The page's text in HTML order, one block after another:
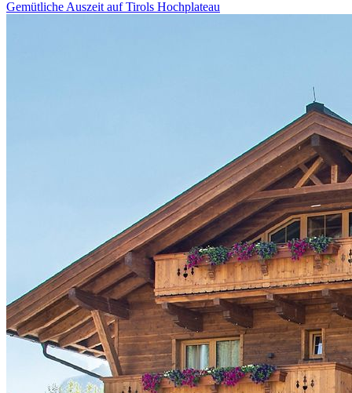
Gemütliche Auszeit auf Tirols Hochplateau